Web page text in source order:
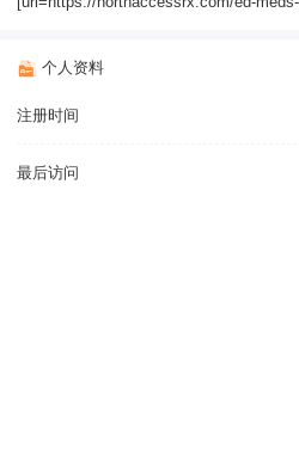
个人资料
注册时间
最后访问